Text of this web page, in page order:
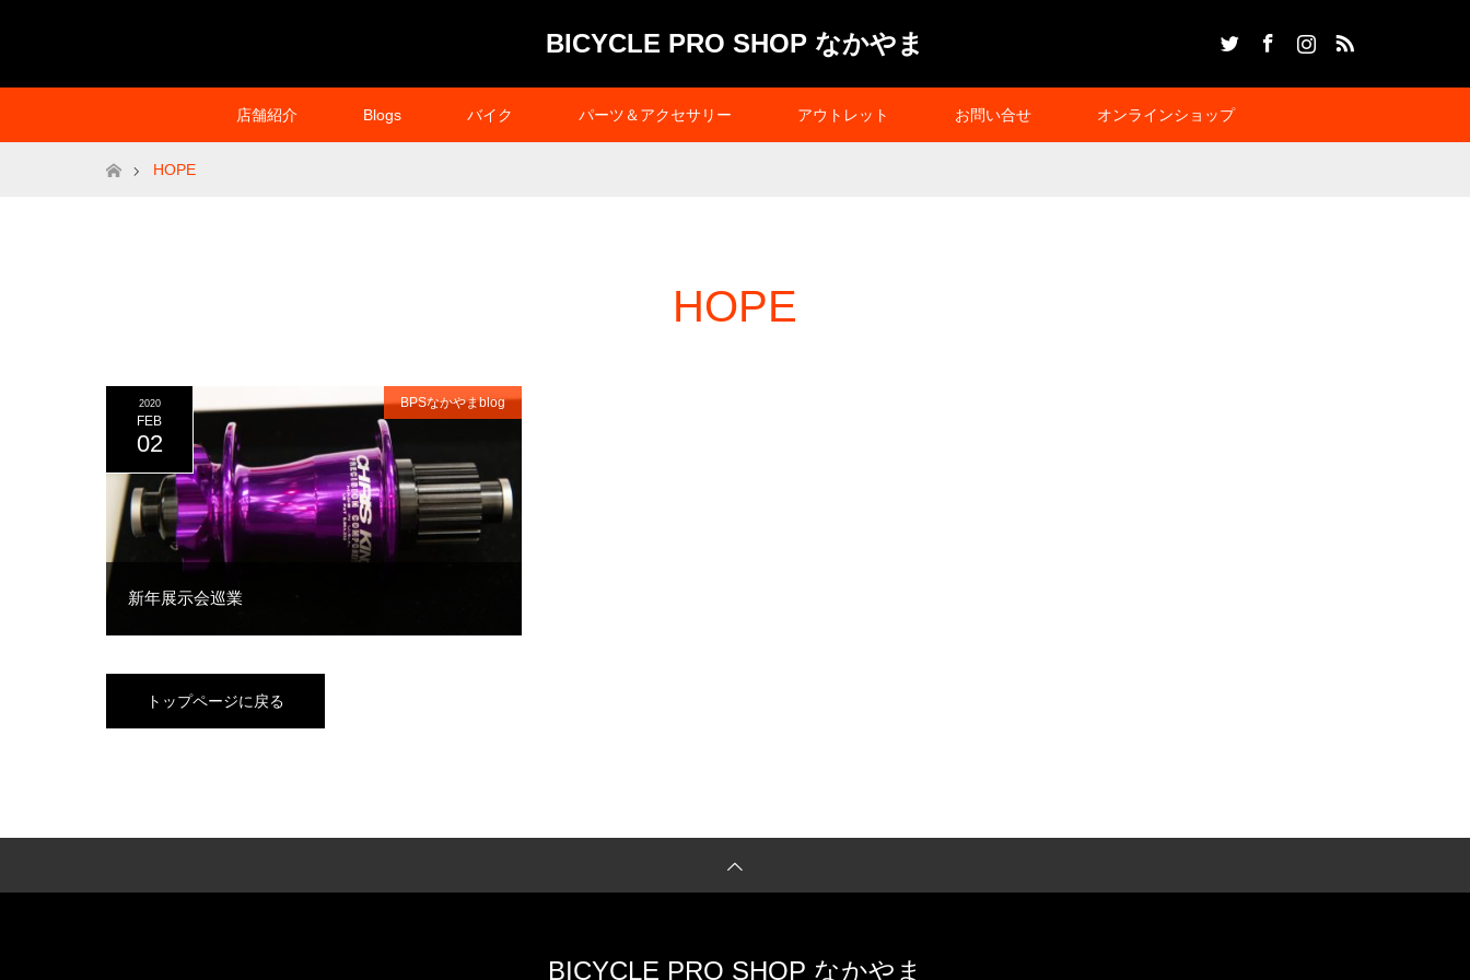
BICYCLE PRO SHOP なかやま
店舗紹介 Blogs バイク パーツ＆アクセサリー アウトレット お問い合せ オンラインショップ
ホームHOPE
HOPE
新年展示会巡業
2020
FEB
02
BPSなかやまblog
トップページに戻る
BICYCLE PRO SHOP なかやま